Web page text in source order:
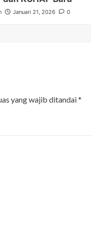
Januari 21, 2026 0
yang wajib ditandai*